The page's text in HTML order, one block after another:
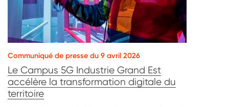
Communiqué de presse du 9 avril 2026
Le Campus 5G Industrie Grand Est
accélère la transformation digitale du
territoire